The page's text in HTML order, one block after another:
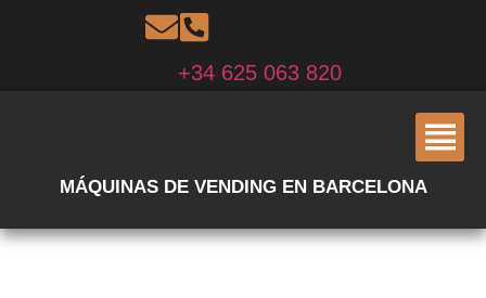
+34 625 063 820
MÁQUINAS DE VENDING EN BARCELONA